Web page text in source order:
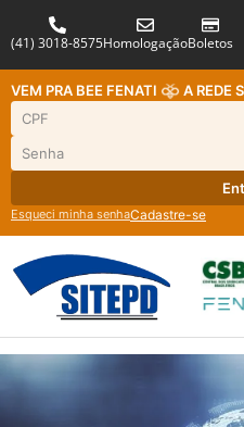
(41) 3018-8575HomologaçãoBoletos
VEM PRA BEE FENATI A REDE
Esqueci minha senhaCadastre-se